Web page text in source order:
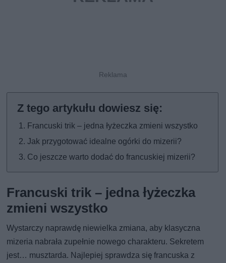
Francuski trik – jedna łyżeczka zmieni wszystko
Jak przygotować idealne ogórki do mizerii?
Co jeszcze warto dodać do francuskiej mizerii?
Francuski trik – jedna łyżeczka
zmieni wszystko
Wystarczy naprawdę niewielka zmiana, aby klasyczna
mizeria nabrała zupełnie nowego charakteru. Sekretem
jest… musztarda. Najlepiej sprawdza się francuska z